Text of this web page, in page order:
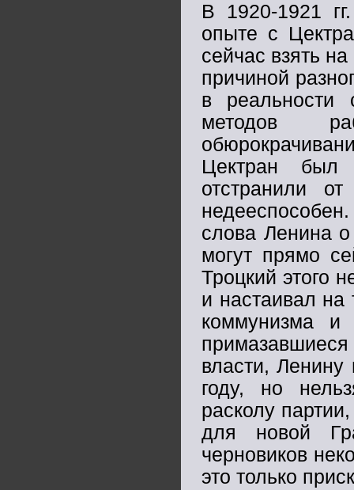
В 1920-1921
опыте с
сейчас взять
причиной
в реальности
методов
Цектран был
отстранили
слова Ленина
могут прямо
Троцкий этого
и настаивал
коммунизма и
власти,
году, но
расколу
для новой
черновиков
это только